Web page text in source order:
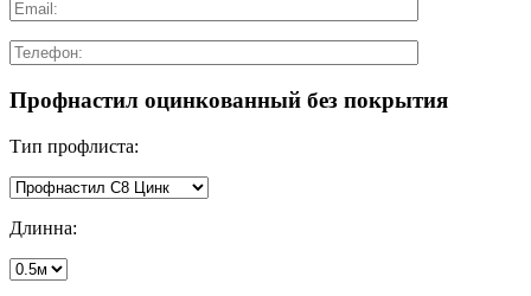
Профнастил оцинкованный без покрытия
Тип профлиста:
Длинна: